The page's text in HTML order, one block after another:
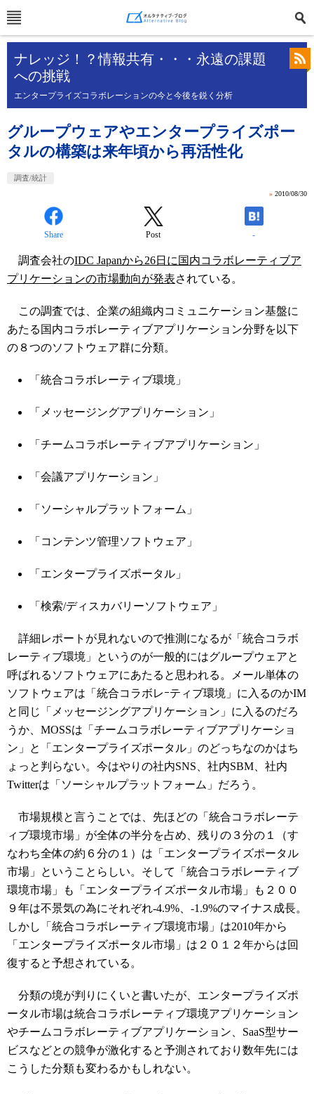
ナレッジ！？情報共有・・・永遠の課題
への挑戦
エンタープライズコラボレーションの今と今後を鋭く分析
グループウェアやエンタープライズポー
タルの構築は来年頃から再活性化
調査/統計
» 2010/08/30
Share Post -
調査会社のIDC Japanから26日に国内コラボレーティブア
プリケーションの市場動向が発表されている。
この調査では、企業の組織内コミュニケーション基盤に
あたる国内コラボレーティブアプリケーション分野を以下
の８つのソフトウェア群に分類。
「統合コラボレーティブ環境」
「メッセージングアプリケーション」
「チームコラボレーティブアプリケーション」
「会議アプリケーション」
「ソーシャルプラットフォーム」
「コンテンツ管理ソフトウェア」
「エンタープライズポータル」
「検索/ディスカバリーソフトウェア」
詳細レポートが見れないので推測になるが「統合コラボ
レーティブ環境」というのが一般的にはグループウェアと
呼ばれるソフトウェアにあたると思われる。メール単体の
ソフトウェアは「統合コラボレｰティブ環境」に入るのかIM
と同じ「メッセージングアプリケーション」に入るのだろ
うか、MOSSは「チームコラボレーティブアプリケーショ
ン」と「エンタープライズポータル」のどっちなのかはち
ょっと判らない。今はやりの社内SNS、社内SBM、社内
Twitterは「ソーシャルプラットフォーム」だろう。
市場規模と言うことでは、先ほどの「統合コラボレーテ
ィブ環境市場」が全体の半分を占め、残りの３分の１（す
なわち全体の約６分の１）は「エンタープライズポータル
市場」ということらしい。そして「統合コラボレーティブ
環境市場」も「エンタープライズポータル市場」も２００
９年は不景気の為にそれぞれ-4.9%、-1.9%のマイナス成長。
しかし「統合コラボレーティブ環境市場」は2010年から
「エンタープライズポータル市場」は２０１２年からは回
復すると予想されている。
分類の境が判りにくいと書いたが、エンタープライズポ
ータル市場は統合コラボレーティブ環境アプリケーション
やチームコラボレーティブアプリケーション、SaaS型サー
ビスなどとの競争が激化すると予測されており数年先には
こうした分類も変わるかもしれない。